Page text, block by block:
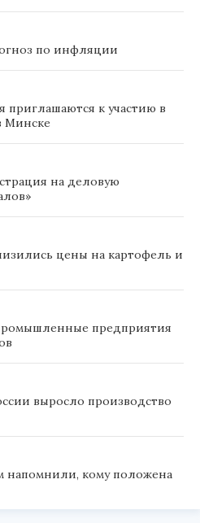
по инфляции
приглашаются к участию в
Минске
на деловую
цены на картофель и
предприятия
выросло производство
напомнили, кому положена